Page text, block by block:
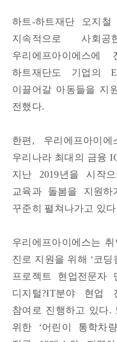
하트-하트재단 오지철
지속적으로 사회
우리에프아이에스에
하트재단도 기업의
이끌어갈 아동들을 지
전했다.
한편, 우리에프아이
우리나라 최대의 금융
지난 2019년을 시작
교육과 돌봄을 지원
꾸준히 펼쳐나가고 있
우리에프아이에스는
진로 지원을 위해 ‘코딩
프로젝트 현업전문자
디지털?IT분야 현업
참여로 진행하고 있다.
위한 ‘어린이 통학차